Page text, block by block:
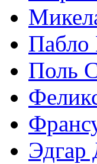
Пабло
Поль
Эдгар